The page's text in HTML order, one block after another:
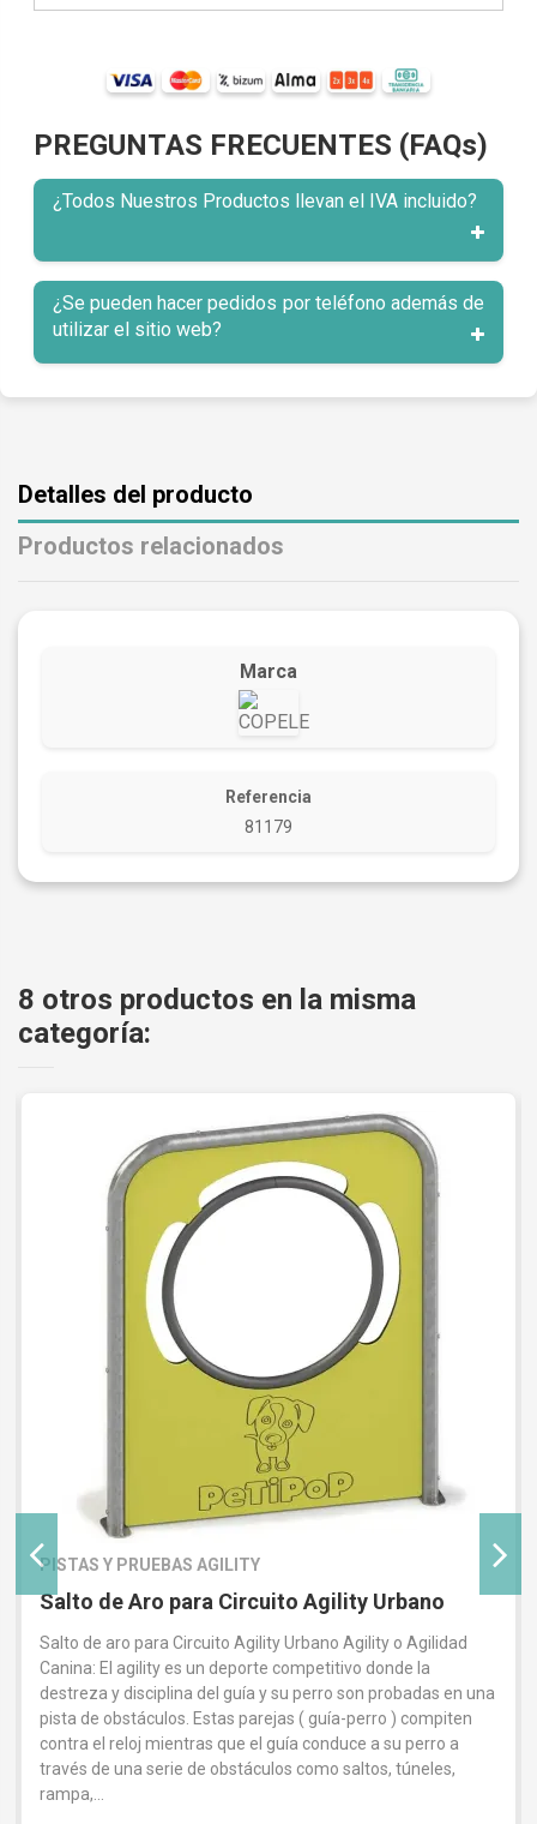
PREGUNTAS FRECUENTES (FAQs)
¿Todos Nuestros Productos llevan el IVA incluido?
¿Se pueden hacer pedidos por teléfono además de
utilizar el sitio web?
Detalles del producto
Productos relacionados
Marca
Referencia
81179
8 otros productos en la misma
categoría:
PISTAS Y PRUEBAS AGILITY
Salto de Aro para Circuito Agility Urbano
Salto de aro para Circuito Agility Urbano Agility o Agilidad
Canina: El agility es un deporte competitivo donde la
destreza y disciplina del guía y su perro son probadas en una
pista de obstáculos. Estas parejas ( guía-perro ) compiten
contra el reloj mientras que el guía conduce a su perro a
través de una serie de obstáculos como saltos, túneles,
rampa,...